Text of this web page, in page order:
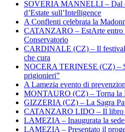
SOVERIA MANNELLI – Dal
d’Estate sull’Intelligence
A Conflenti celebrata la
CATANZARO – EstArte entro
Conservatorio
CARDINALE (CZ) – Il festival
che cura
NOCERA TERINESE (CZ) –
prigionieri”
A Lamezia evento di
MONTAURO (CZ) – Torna la
GIZZERIA (CZ) – La Sagra
CATANZARO LIDO – Il libro
LAMEZIA – Inaugurata la
LAMEZIA – Presentato il